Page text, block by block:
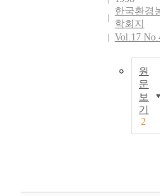
한국환경
학회지
Vol.17
원
문
보
기
2